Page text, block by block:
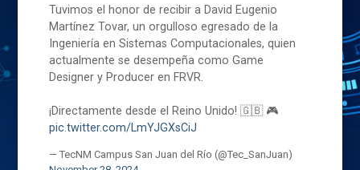
Tuvimos el honor de recibir a David Eugenio
Martínez Tovar, un orgulloso egresado de la
Ingeniería en Sistemas Computacionales, quien
actualmente se desempeña como Game
Designer y Producer en FRVR.
¡Directamente desde el Reino Unido! 🇬🇧 🎮
pic.twitter.com/LmYJGXsCiJ
— TecNM Campus San Juan del Río (@Tec_SanJuan)